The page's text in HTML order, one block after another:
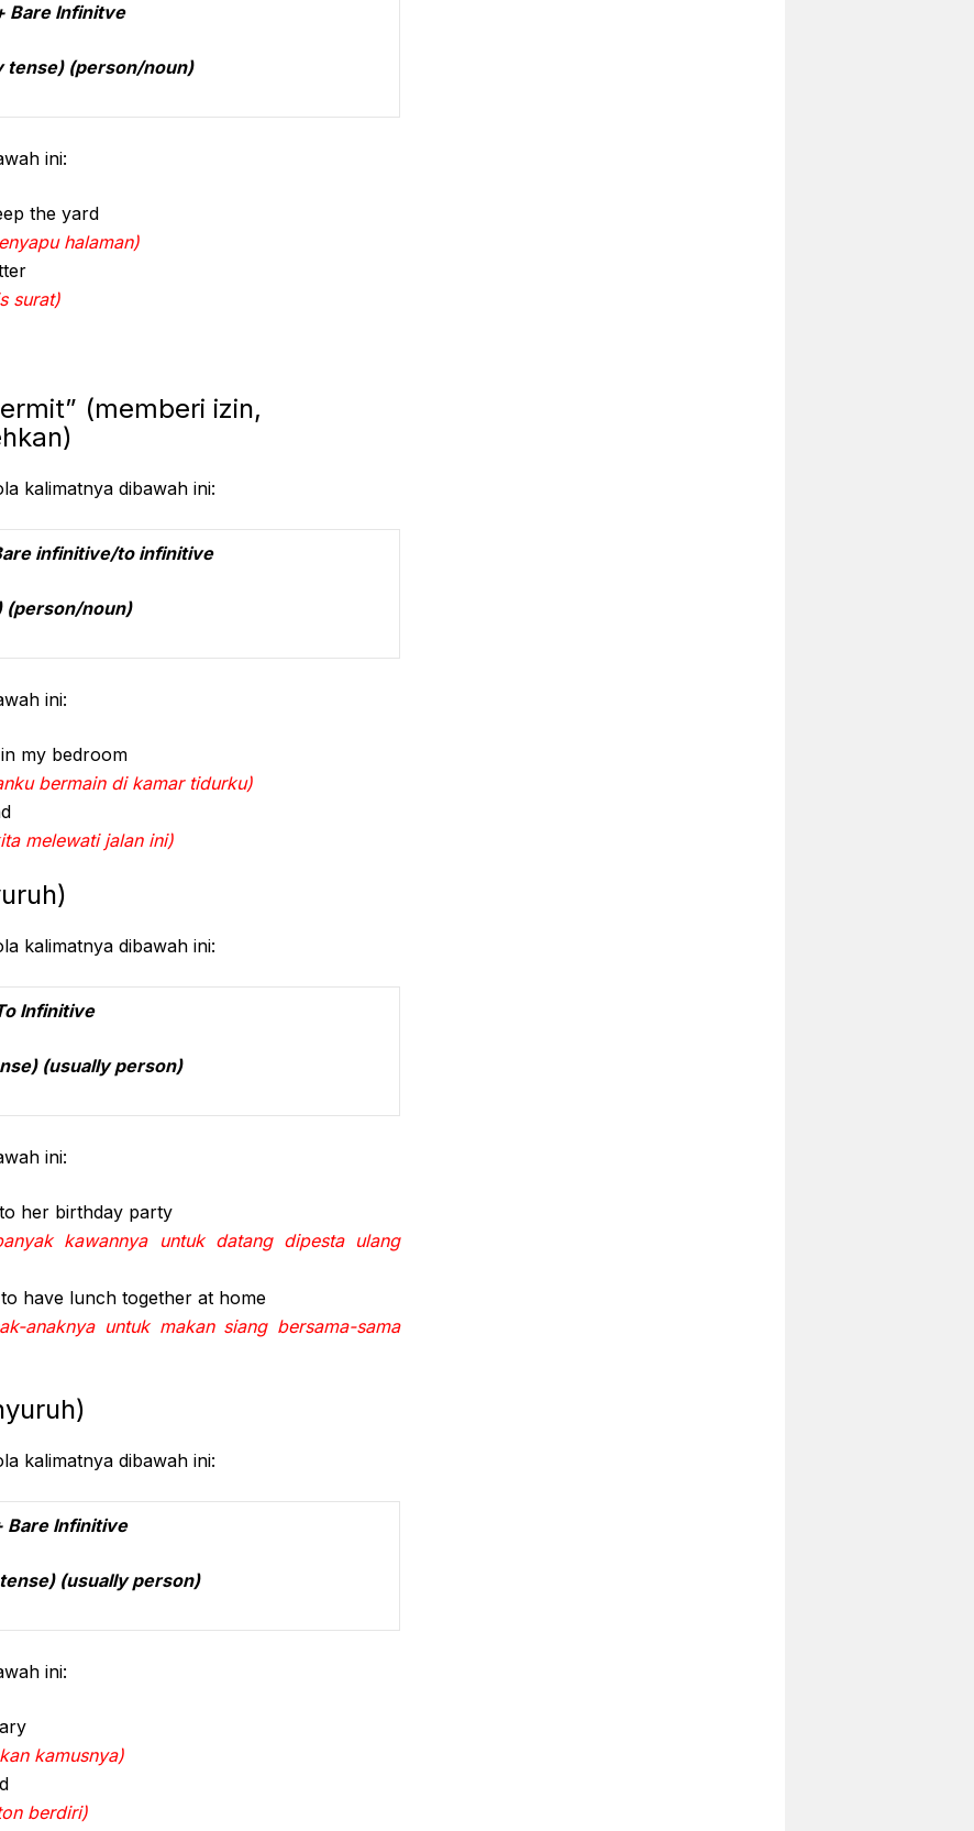
Bare Infinitve
noun)
ini:
the yard
halaman)
surat)
(memberi izin,
kalimatnya dibawah ini:
infinitive/to infinitive
noun)
ini:
my bedroom
bermain di kamar tidurku)
melewati jalan ini)
kalimatnya dibawah ini:
Infinitive
person)
ini:
her birthday party
kawannya untuk datang dipesta ulang
have lunch together at home
anaknya untuk makan siang bersama-sama
kalimatnya dibawah ini:
Bare Infinitive
person)
ini:
kamusnya)
berdiri)